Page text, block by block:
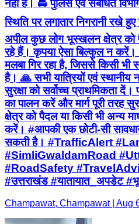
नहीं है। 🚔 पुलिस एवं संबंधित
स्थिति पर लगातार निगरानी रखे
अपील कुछ लोग भूस्खलन क्षेत्र को
रहे हैं। कृपया ऐसा बिल्कुल न करें।
मलबा गिर रहा है, जिससे किसी भी
है। 🙏 सभी यात्रियों एवं स्थानीय
सुरक्षा को सर्वोच्च प्राथमिकता
का पालन करें और मार्ग पूरी तरह
क्षेत्र को पैदल या किसी भी अन्य
करें। #आपकी एक छोटी-सी
सकती है। #TrafficAlert
#SimliGwaldamRoad
#RoadSafety
#उत्तराखंड #यातायात_अपडेट
Champawat, Champawat | Aug